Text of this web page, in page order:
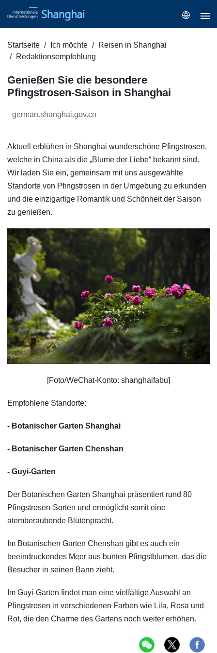
Startseite Ich möchte
Reisen in Shanghai
Redaktionsempfehlung
Genießen Sie die besondere
Pfingstrosen-Saison in Shanghai
german.shanghai.gov.cn
Aktuell erblühen in Shanghai wunderschöne Pfingstrosen,
welche in China als die „Blume der Liebe“ bekannt sind.
Wir laden Sie ein, gemeinsam mit uns ausgewählte
Standorte von Pfingstrosen in der Umgebung zu erkunden
und die einzigartige Romantik und Schönheit der Saison
zu genießen.
[Foto/WeChat-Konto: shanghaifabu]
Empfohlene Standorte:
- Botanischer Garten Shanghai
- Botanischer Garten Chenshan
- Guyi-Garten
Der Botanischen Garten Shanghai präsentiert rund 80
Pfingstrosen-Sorten und ermöglicht somit eine
atemberaubende Blütenpracht.
Im Botanischen Garten Chenshan gibt es auch ein
beeindruckendes Meer aus bunten Pfingstblumen, das die
Besucher in seinen Bann zieht.
Im Guyi-Garten findet man eine vielfältige Auswahl an
Pfingstrosen in verschiedenen Farben wie Lila, Rosa und
Rot, die den Charme des Gartens noch weiter erhöhen.